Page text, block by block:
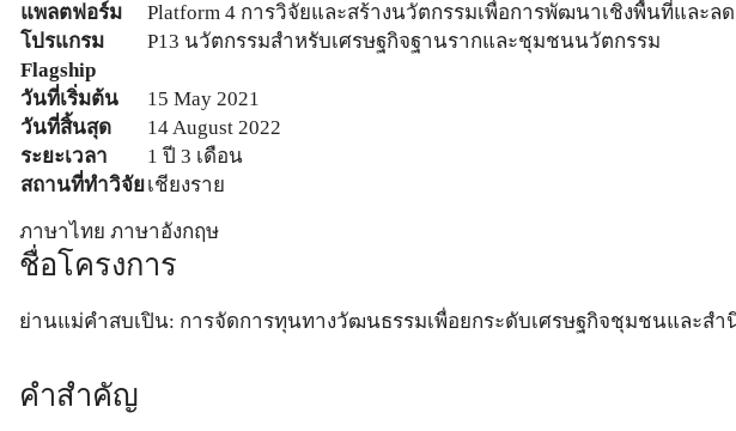
แพลตฟอร์ม
Platform 4 การวิจัยและสร้างนวัตกรรมเพื่อการพัฒนาเชิงพื้นที่และล
โปรแกรม
P13 นวัตกรรมสำหรับเศรษฐกิจฐานรากและชุมชนนวัตกรรม
Flagship
วันที่เริ่มต้น
15 May 2021
วันที่สิ้นสุด
14 August 2022
ระยะเวลา
1 ปี 3 เดือน
สถานที่ทำวิจัยเชียงราย
ภาษาไทย ภาษาอังกฤษ
ชื่อโครงการ
ย่านแม่คำสบเปิน: การจัดการทุนทางวัฒนธรรมเพื่อยกระดับเศรษฐกิจชุมชนและสำ
คำสำคัญ